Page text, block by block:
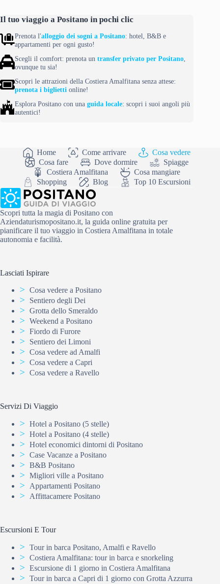
Il tuo viaggio a Positano in pochi clic
Prenota l'alloggio dei sogni a Positano: hotel, B&B e
appartamenti per ogni gusto!
Scegli il comfort: prenota un transfer privato per Positano,
ovunque tu sia!
Scopri le attrazioni della Costiera Amalfitana senza attese:
prenota i biglietti online!
Esplora Positano con una guida locale: scopri i suoi angoli più
autentici!
Home Come arrivare
Cosa vedere
Cosa fare
Dove dormire
Spiagge
Costiera Amalfitana
Cosa mangiare
Shopping
Blog Top 10 Escursioni
Scopri tutta la magia di Positano con
Aziendaturismopositano.it, la guida online gratuita per
pianificare il tuo viaggio in Costiera Amalfitana in totale
autonomia e facilità.
Lasciati Ispirare
Cosa vedere a Positano
Sentiero degli Dei
Grotta dello Smeraldo
Weekend a Positano
Fiordo di Furore
Sentiero dei Limoni
Cosa vedere ad Amalfi
Cosa vedere a Capri
Cosa vedere a Ravello
Servizi Di Viaggio
Hotel a Positano (5 stelle)
Hotel a Positano (4 stelle)
Hotel economici dintorni di Positano
Case Vacanze a Positano
B&B Positano
Migliori ville a Positano
Appartamenti Positano
Affittacamere Positano
Escursioni E Tour
Tour in barca Positano, Amalfi e Ravello
Costiera Amalfitana: tour in barca e snorkeling
Escursione di 1 giorno in Costiera Amalfitana
Tour in barca a Capri di 1 giorno con Grotta Azzurra